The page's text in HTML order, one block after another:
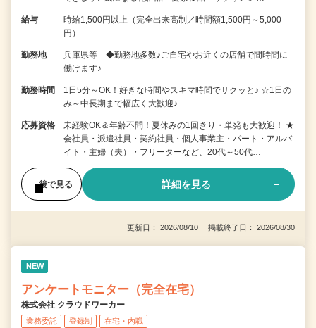
給与
時給1,500円以上（完全出来高制／時間額1,500円～5,000
円）
勤務地
兵庫県等 ◆勤務地多数♪ご自宅やお近くの店舗で間時間に
働けます♪
勤務時間
1日5分～OK！好きな時間やスキマ時間でサクッと♪ ☆1日の
み～中長期まで幅広く大歓迎♪…
応募資格
未経験OK＆年齢不問！夏休みの1回きり・単発も大歓迎！ ★
会社員・派遣社員・契約社員・個人事業主・パート・アルバ
イト・主婦（夫）・フリーターなど、20代～50代…
後で見る 詳細を見る
更新日： 2026/08/10 掲載終了日： 2026/08/30
NEW
アンケートモニター（完全在宅）
株式会社 クラウドワーカー
業務委託 登録制 在宅・内職